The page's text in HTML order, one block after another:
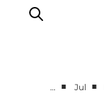
… ■ Jul ■